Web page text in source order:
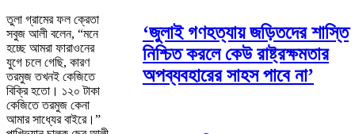
তুলা গ্রামের ফল ক্রেতা
সবুজ আলী বলেন, “মনে
হচ্ছে আমরা ফারাওনের
যুগে চলে গেছি, কারণ
তরমুজ তখনই কেজিতে
বিক্রি হতো। ১২০ টাকা
কেজিতে তরমুজ কেনা
আমার সাধ্যের বাইরে।”
‘জুলাই গণহত্যায় জড়িতদের শাস্তি
নিশ্চিত করলে কেউ রাষ্ট্রক্ষমতার
অপব্যবহারের সাহস পাবে না’